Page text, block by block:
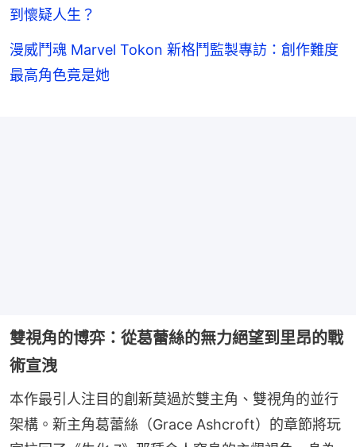
到懷疑人生？
漫威鬥魂 Marvel Tokon 新格鬥監製專訪：創作難度
最高角色竟是她
雙視角的博弈：從葛蕾絲的無力絕望到里昂的戰
術宣洩
本作最引人注目的創新莫過於雙主角、雙視角的並行
架構。新主角葛蕾絲（Grace Ashcroft）的章節將玩